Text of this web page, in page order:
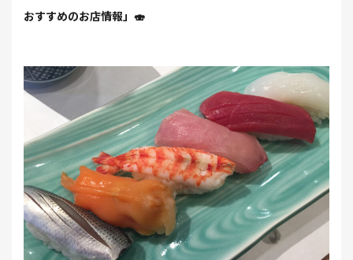
おすすめのお店情報」🍣